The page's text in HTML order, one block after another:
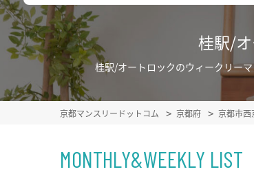
桂駅/
桂駅/オートロックのウィークリー
京都マンスリードットコム 京都府 京都市西
MONTHLY&WEEKLY LIST